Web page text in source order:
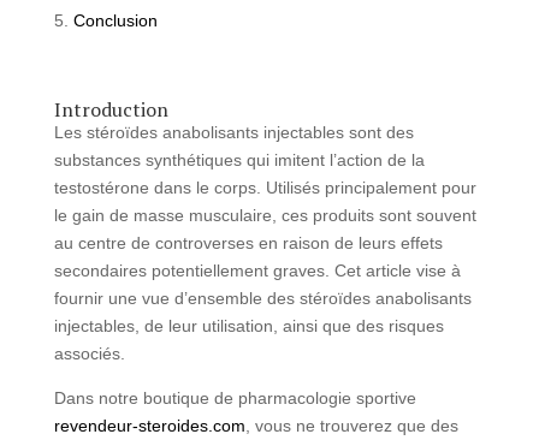
Conclusion
Introduction
Les stéroïdes anabolisants injectables sont des
substances synthétiques qui imitent l’action de la
testostérone dans le corps. Utilisés principalement pour
le gain de masse musculaire, ces produits sont souvent
au centre de controverses en raison de leurs effets
secondaires potentiellement graves. Cet article vise à
fournir une vue d’ensemble des stéroïdes anabolisants
injectables, de leur utilisation, ainsi que des risques
associés.
Dans notre boutique de pharmacologie sportive
revendeur-steroides.com , vous ne trouverez que des